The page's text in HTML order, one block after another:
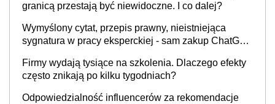
granicą przestają być niewidoczne. I co dalej?
Wymyślony cytat, przepis prawny, nieistniejąca
sygnatura w pracy eksperckiej - sam zakup ChatGPT
Firmy wydają tysiące na szkolenia. Dlaczego efekty
często znikają po kilku tygodniach?
Odpowiedzialność influencerów za rekomendacje